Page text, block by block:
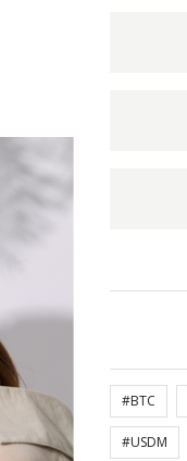
#BTC
#USDM